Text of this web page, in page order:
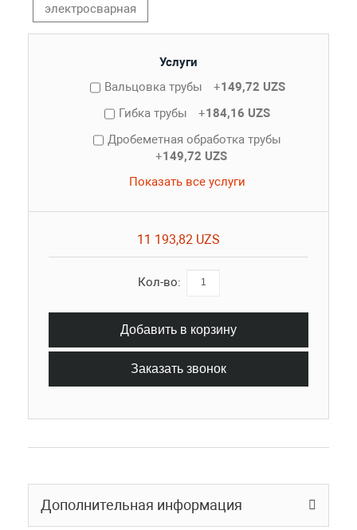
электросварная
Услуги
Вальцовка трубы
+149,72 UZS
Гибка трубы
+184,16 UZS
Дробеметная обработка трубы
+149,72 UZS
Показать все услуги
11 193,82 UZS
Кол-во:
Добавить в корзину
Заказать звонок
Дополнительная информация